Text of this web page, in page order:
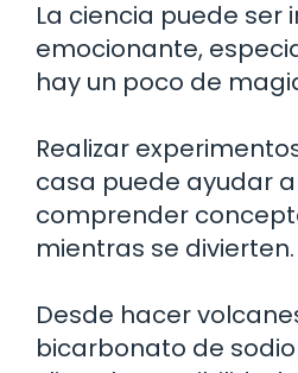
La ciencia puede
emocionante,
hay un poco de
Realizar
casa puede ayudar
comprender
mientras se divierten.
Desde hacer
bicarbonato de